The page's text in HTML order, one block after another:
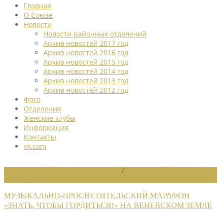
Главная
О Союзе
Новости
Новости районных отделений
Архив новостей 2017 год
Архив новостей 2016 год
Архив новостей 2015 год
Архив новостей 2014 год
Архив новостей 2013 год
Архив новостей 2012 год
Фото
Отделения
Женские клубы
Информация
Контакты
vk.com
/
МУЗЫКАЛЬНО-ПРОСВЕТИТЕЛЬСКИЙ МАРАФОН
«ЗНАТЬ, ЧТОБЫ ГОРДИТЬСЯ!» НА ВЕНЕВСКОМ ЗЕМЛЕ